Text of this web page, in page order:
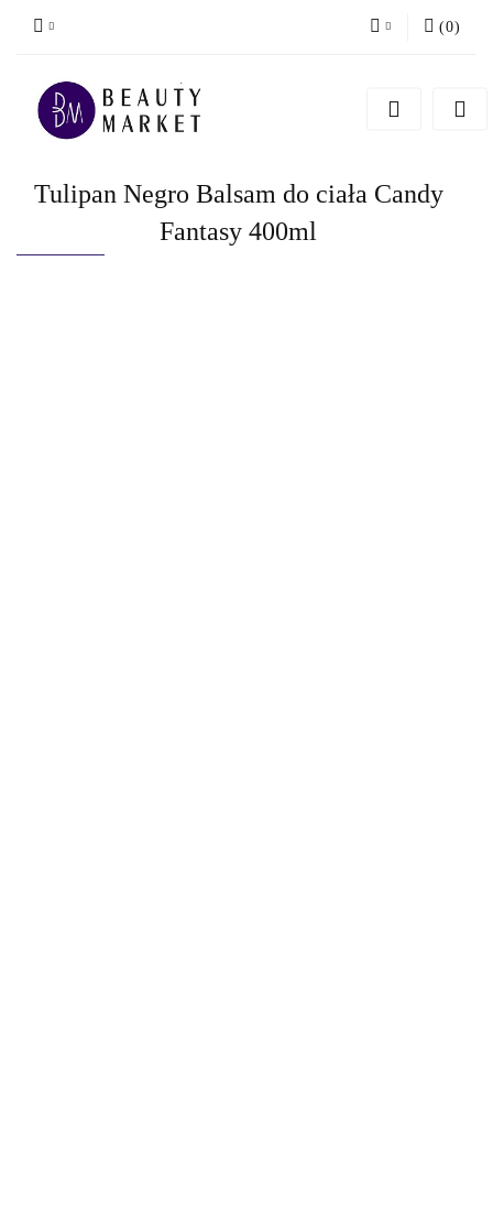
Zarejestruj się
(0)
Tulipan Negro Balsam do ciała Candy
Fantasy 400ml